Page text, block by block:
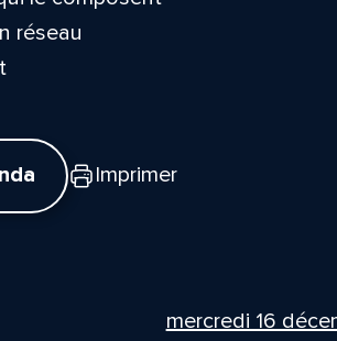
réseau
Imprimer
mercredi 16